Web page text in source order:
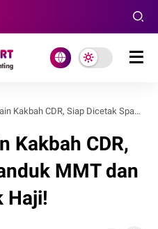
Siap Dicetak Spanduk MMT dan Dipakai Manasik Haji!
Kakbah CDR,
MMT dan
Haji!